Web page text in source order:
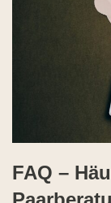
FAQ –